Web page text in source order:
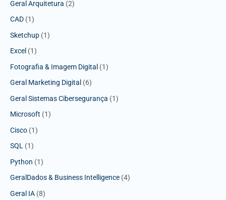
Geral Arquitetura (2)
CAD (1)
Sketchup (1)
Excel (1)
Fotografia & Imagem Digital (1)
Geral Marketing Digital (6)
Geral Sistemas Cibersegurança (1)
Microsoft (1)
Cisco (1)
SQL (1)
Python (1)
GeralDados & Business Intelligence (4)
Geral IA (8)